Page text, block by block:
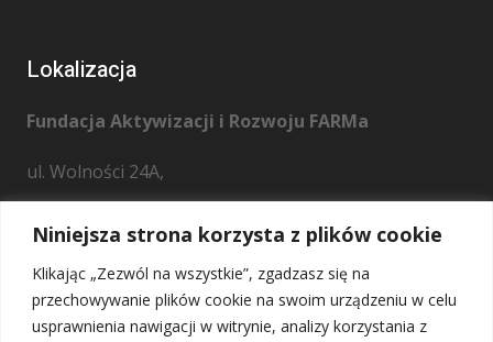
Niniejsza strona korzysta z plików cookie
Klikając „Zezwól na wszystkie”, zgadzasz się na
przechowywanie plików cookie na swoim urządzeniu w celu
usprawnienia nawigacji w witrynie, analizy korzystania z
Lokalizacja
Fundacja Aktywizacji i Rozwoju FARMa
ul. Wolności 24A,
28 – 221 Osiek